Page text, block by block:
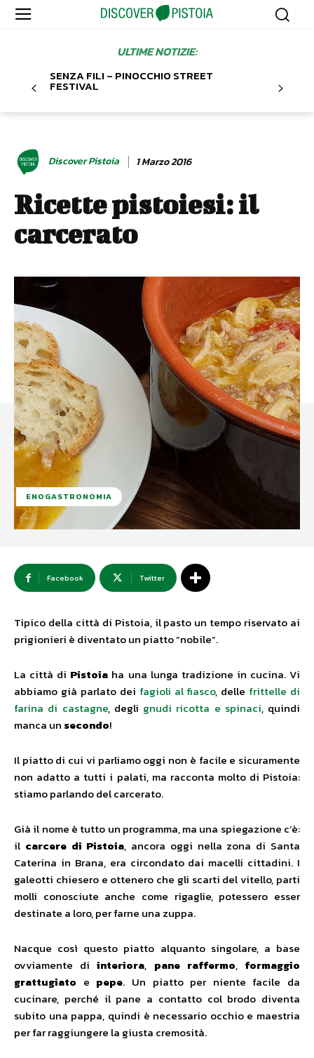
ULTIME NOTIZIE:
SENZA FILI – PINOCCHIO STREET
FESTIVAL
Discover Pistoia 1 Marzo 2016
Ricette pistoiesi: il
carcerato
ENOGASTRONOMIA
Facebook Twitter
Tipico della città di Pistoia, il pasto un tempo riservato ai
prigionieri è diventato un piatto “nobile”.
La città di Pistoia ha una lunga tradizione in cucina. Vi
abbiamo già parlato dei fagioli al fiasco, delle frittelle di
farina di castagne, degli gnudi ricotta e spinaci, quindi
manca un secondo!
Il piatto di cui vi parliamo oggi non è facile e sicuramente
non adatto a tutti i palati, ma racconta molto di Pistoia:
stiamo parlando del carcerato.
Già il nome è tutto un programma, ma una spiegazione c’è:
il carcere di Pistoia, ancora oggi nella zona di Santa
Caterina in Brana, era circondato dai macelli cittadini. I
galeotti chiesero e ottenero che gli scarti del vitello, parti
molli conosciute anche come rigaglie, potessero esser
destinate a loro, per farne una zuppa.
Nacque così questo piatto alquanto singolare, a base
ovviamente di interiora, pane raffermo, formaggio
grattugiato e pepe. Un piatto per niente facile da
cucinare, perché il pane a contatto col brodo diventa
subito una pappa, quindi è necessario occhio e maestria
per far raggiungere la giusta cremosità.